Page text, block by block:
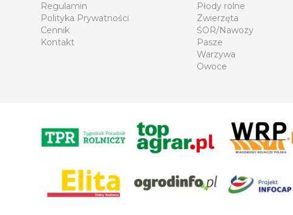
Regulamin
Polityka Prywatności
Cennik
Kontakt
Płody rolne
Zwierzęta
ŚOR/Nawozy
Pasze
Warzywa
Owoce